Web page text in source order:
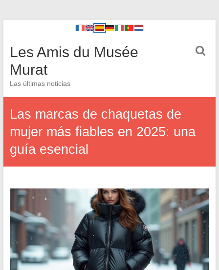
Les Amis du Musée
Murat
Las últimas noticias
Las marcas de chaquetas de
mujer más fiables en 2025: una
guía esencial